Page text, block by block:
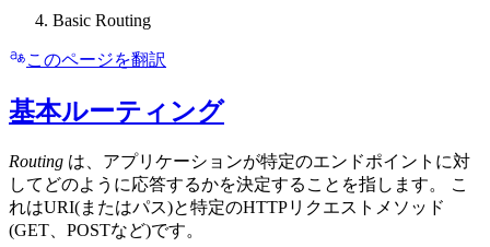
Basic Routing
このページを翻訳
基本ルーティング
Routing は、アプリケーションが特定のエンドポイントに対
してどのように応答するかを決定することを指します。 こ
れはURI(またはパス)と特定のHTTPリクエストメソッド
(GET、POSTなど)です。